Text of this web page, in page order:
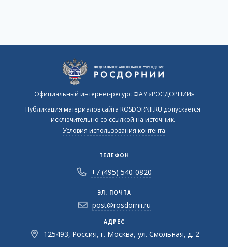
Официальный интернет-ресурс ФАУ «РОСДОРНИИ»
Публикация материалов сайта ROSDORNII.RU допускается
исключительно со ссылкой на источник.
Условия использования контента
ТЕЛЕФОН
+7 (495) 540-0820
ЭЛ. ПОЧТА
post@rosdornii.ru
АДРЕС
125493, Россия, г. Москва, ул. Смольная, д. 2